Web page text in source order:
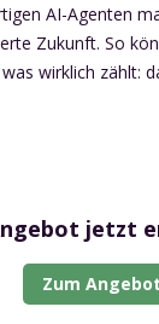
AI-Agenten
Zukunft. So
wirklich zählt:
jetzt
Zum Angebot